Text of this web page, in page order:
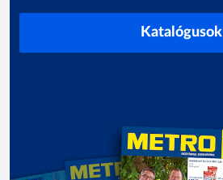
Katalógusok